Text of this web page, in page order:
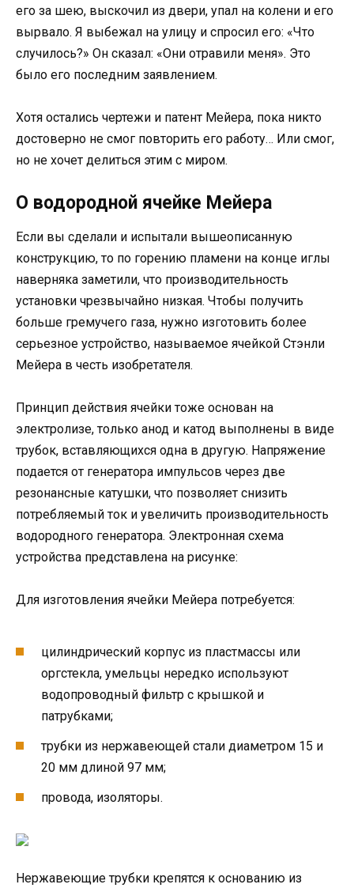
его за шею, выскочил из двери, упал на колени и его
вырвало. Я выбежал на улицу и спросил его: «Что
случилось?» Он сказал: «Они отравили меня». Это
было его последним заявлением.
Хотя остались чертежи и патент Мейера, пока никто
достоверно не смог повторить его работу… Или смог,
но не хочет делиться этим с миром.
О водородной ячейке Мейера
Если вы сделали и испытали вышеописанную
конструкцию, то по горению пламени на конце иглы
наверняка заметили, что производительность
установки чрезвычайно низкая. Чтобы получить
больше гремучего газа, нужно изготовить более
серьезное устройство, называемое ячейкой Стэнли
Мейера в честь изобретателя.
Принцип действия ячейки тоже основан на
электролизе, только анод и катод выполнены в виде
трубок, вставляющихся одна в другую. Напряжение
подается от генератора импульсов через две
резонансные катушки, что позволяет снизить
потребляемый ток и увеличить производительность
водородного генератора. Электронная схема
устройства представлена на рисунке:
Для изготовления ячейки Мейера потребуется:
цилиндрический корпус из пластмассы или
оргстекла, умельцы нередко используют
водопроводный фильтр с крышкой и
патрубками;
трубки из нержавеющей стали диаметром 15 и
20 мм длиной 97 мм;
провода, изоляторы.
Нержавеющие трубки крепятся к основанию из